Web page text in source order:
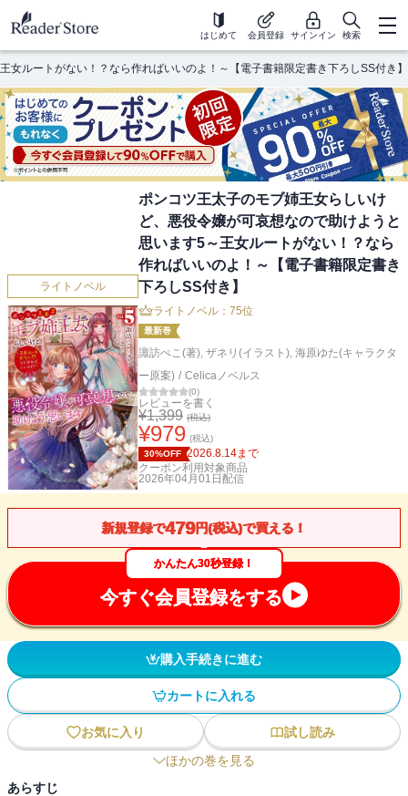
はじめて 会員登録 サインイン 検索
ルートがない！？なら作ればいいのよ！～【電子書籍限定書き下ろしSS付き】
ライトノベル
ポンコツ王太子のモブ姉王女らしいけ
ど、悪役令嬢が可哀想なので助けようと
思います5～王女ルートがない！？なら
作ればいいのよ！～【電子書籍限定書き
下ろしSS付き】
ライトノベル：75位
最新巻
諏訪ぺこ(著), ザネリ(イラスト), 海原ゆた(キャラクタ
ー原案) / Celicaノベルス
(0)
レビューを書く
¥1,399 (税込)
¥979 (税込)
30%OFF 2026.8.14まで
クーポン利用対象商品
2026年04月01日 配信
新規登録で479円(税込)で買える！
かんたん30秒登録！
今すぐ会員登録をする
購入手続きに進む
カートに入れる
お気に入り
試し読み
ほかの巻を見る
あらすじ